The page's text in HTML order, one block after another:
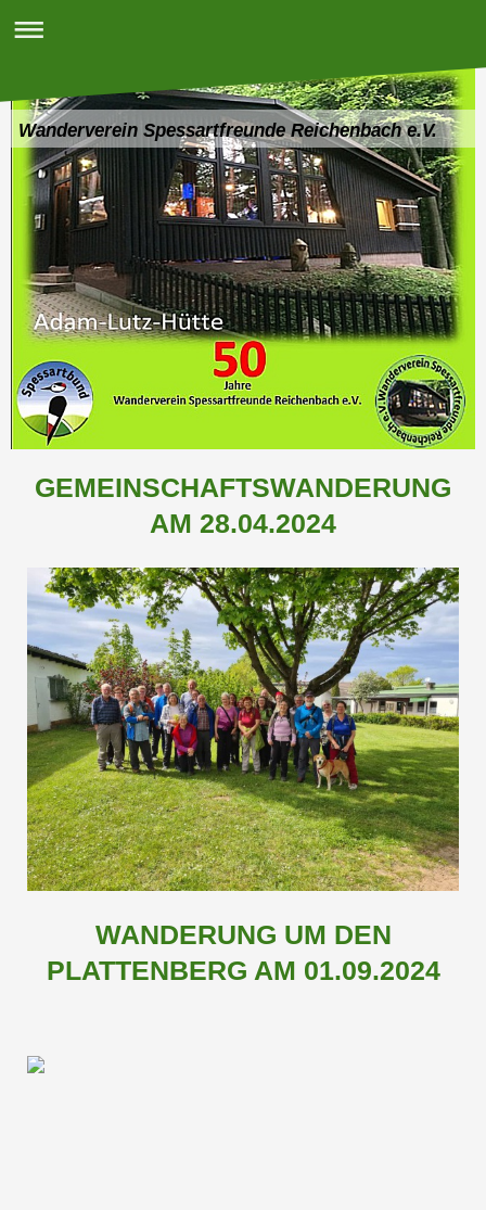
Wanderverein Spessartfreunde Reichenbach e.V.
GEMEINSCHAFTSWANDERUNG
AM 28.04.2024
WANDERUNG UM DEN
PLATTENBERG AM 01.09.2024